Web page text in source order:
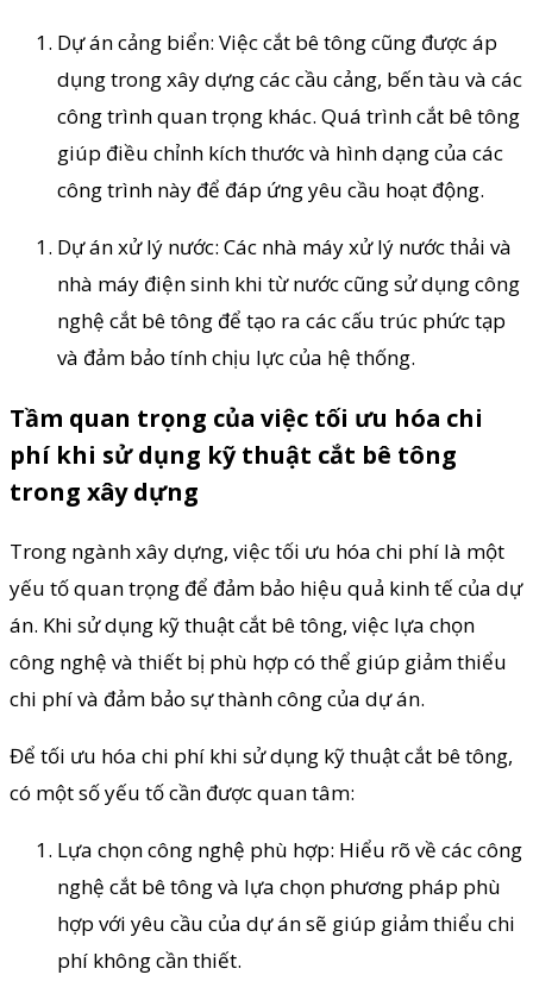
Dự án cảng biển: Việc cắt bê tông cũng được áp
dụng trong xây dựng các cầu cảng, bến tàu và các
công trình quan trọng khác. Quá trình cắt bê tông
giúp điều chỉnh kích thước và hình dạng của các
công trình này để đáp ứng yêu cầu hoạt động.
Dự án xử lý nước: Các nhà máy xử lý nước thải và
nhà máy điện sinh khi từ nước cũng sử dụng công
nghệ cắt bê tông để tạo ra các cấu trúc phức tạp
và đảm bảo tính chịu lực của hệ thống.
Tầm quan trọng của việc tối ưu hóa chi
phí khi sử dụng kỹ thuật cắt bê tông
trong xây dựng
Trong ngành xây dựng, việc tối ưu hóa chi phí là một
yếu tố quan trọng để đảm bảo hiệu quả kinh tế của dự
án. Khi sử dụng kỹ thuật cắt bê tông, việc lựa chọn
công nghệ và thiết bị phù hợp có thể giúp giảm thiểu
chi phí và đảm bảo sự thành công của dự án.
Để tối ưu hóa chi phí khi sử dụng kỹ thuật cắt bê tông,
có một số yếu tố cần được quan tâm:
Lựa chọn công nghệ phù hợp: Hiểu rõ về các công
nghệ cắt bê tông và lựa chọn phương pháp phù
hợp với yêu cầu của dự án sẽ giúp giảm thiểu chi
phí không cần thiết.